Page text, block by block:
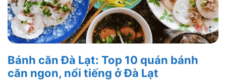
Bánh căn Đà Lạt: Top 10 quán bánh
căn ngon, nổi tiếng ở Đà Lạt